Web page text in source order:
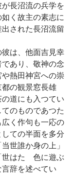
長沼流の兵学を
く故主の素志に
された長沼流留
は、他面吉見幸
あり、敬神の念
熱田神宮への崇
の観景窓長雄
道にも入つてい
のものであつた
く作句も一応の
ての半面を多分
世誰か身の上」
世はたゞ色に遊ぶ
辞を述べてい